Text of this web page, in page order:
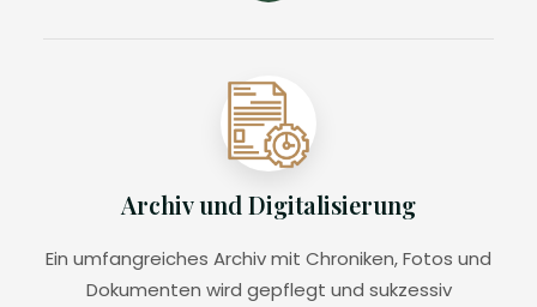
Archiv und Digitalisierung
Ein umfangreiches Archiv mit Chroniken, Fotos und
Dokumenten wird gepflegt und sukzessiv